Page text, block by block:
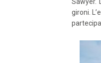
Sawyer.
gironi.